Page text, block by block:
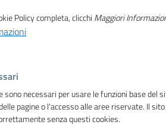
ed
dei bandi a
Policy completa, clicchi Maggiori
sono necessari per usare le funzioni base del
pagine o l'accesso alle aree riservate. Il
senza questi cookies.